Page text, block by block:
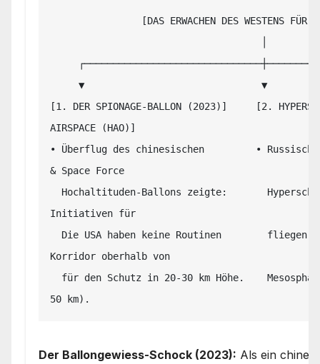
[1. DER SPIONAGE-BALLON (2023)]     [2.
AIRSPACE (HAO)]
• Überflug des chinesischen         •
& Space Force
Initiativen für
Korridor oberhalb von
Der Ballongewiess-Schock (2023): Als ein